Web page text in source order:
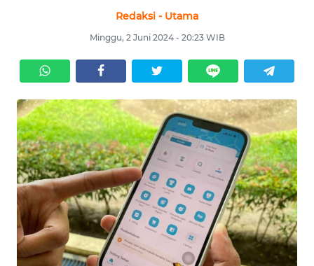
Redaksi - Utama
Minggu, 2 Juni 2024 - 20:23 WIB
SERBA-
SERBI
OPINI
Informasi
INDEKS
BERITA
KONTAK
KAMI